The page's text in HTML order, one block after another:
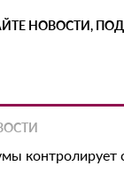
НОВОСТИ,
контролирует